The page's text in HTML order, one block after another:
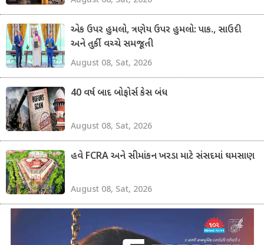
એક ઉપર હુમલો, ત્રણેય ઉપર હુમલો: પાક., સાઉદી
અને તુર્કી વચ્ચે સમજૂતી
August 08, Sat, 2026
40 વર્ષ બાદ બોફોર્સ કેસ બંધ
August 08, Sat, 2026
હવે FCRA અને સીમાંકન ખરડા માટે સંસદમાં ઘમસાણ
August 08, Sat, 2026